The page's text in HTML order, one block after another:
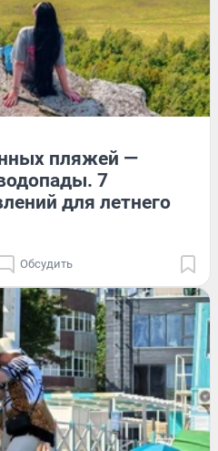
пляжей —
7
для летнего
Обсудить